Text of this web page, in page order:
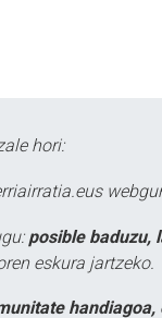
hori:
posible baduzu,
eskura jartzeko.